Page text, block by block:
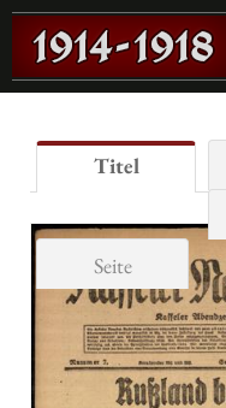
Titel
Seite